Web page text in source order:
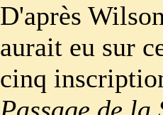
D'après
aurait eu sur
cinq